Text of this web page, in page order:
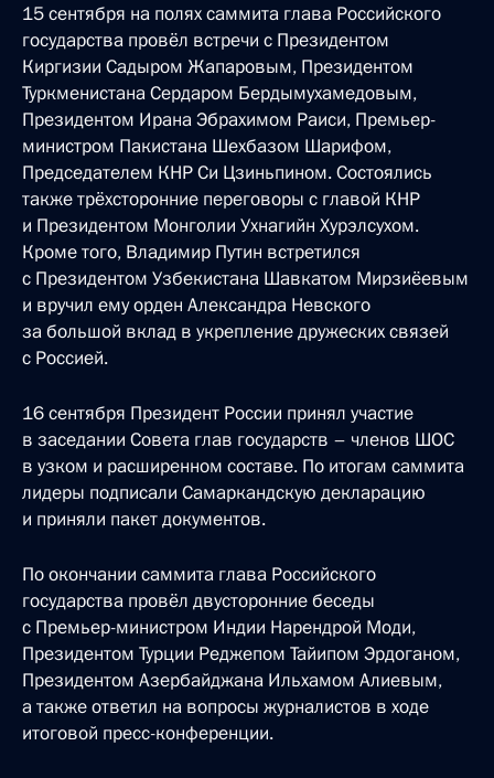
15 сентября на полях саммита глава Российского
государства провёл встречи с Президентом
Киргизии Садыром Жапаровым, Президентом
Туркменистана Сердаром Бердымухамедовым,
Президентом Ирана Эбрахимом Раиси, Премьер-
министром Пакистана Шехбазом Шарифом,
Председателем КНР Си Цзиньпином. Состоялись
также трёхсторонние переговоры с главой КНР
и Президентом Монголии Ухнагийн Хурэлсухом.
Кроме того, Владимир Путин встретился
с Президентом Узбекистана Шавкатом Мирзиёевым
и вручил ему орден Александра Невского
за большой вклад в укрепление дружеских связей
с Россией.
16 сентября Президент России принял участие
в заседании Совета глав государств – членов ШОС
в узком и расширенном составе. По итогам саммита
лидеры подписали Самаркандскую декларацию
и приняли пакет документов.
По окончании саммита глава Российского
государства провёл двусторонние беседы
с Премьер-министром Индии Нарендрой Моди,
Президентом Турции Реджепом Тайипом Эрдоганом,
Президентом Азербайджана Ильхамом Алиевым,
а также ответил на вопросы журналистов в ходе
итоговой пресс-конференции.